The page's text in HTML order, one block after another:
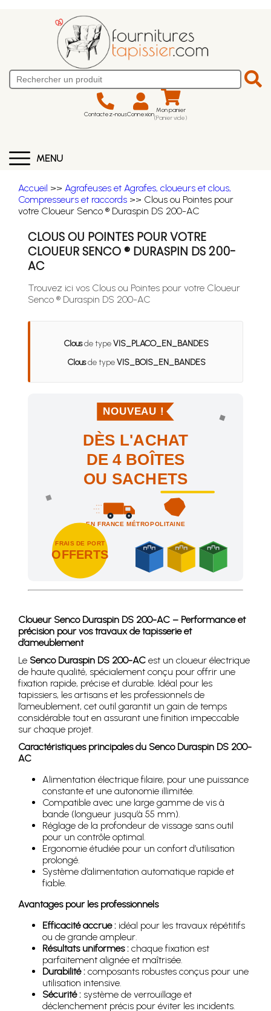
Contactez-nousConnexion Mon panier
(Panier vide)
MENU
Accueil >> Agrafeuses et Agrafes, cloueurs et clous,
Compresseurs et raccords >> Clous ou Pointes pour
votre Cloueur Senco ® Duraspin DS 200-AC
CLOUS OU POINTES POUR VOTRE
CLOUEUR SENCO ® DURASPIN DS 200-
AC
Trouvez ici vos Clous ou Pointes pour votre Cloueur
Senco ® Duraspin DS 200-AC
Clousde typeVIS_PLACO_EN_BANDES
Clousde typeVIS_BOIS_EN_BANDES
NOUVEAU !
DÈS L'ACHAT
DE 4 BOÎTES
OU SACHETS
EN FRANCE MÉTROPOLITAINE
FRAIS DE PORT
OFFERTS
Achetez 4 sachets ou boîtes d'agrafes ou de pointes et
Cloueur Senco Duraspin DS 200-AC – Performance et
précision pour vos travaux de tapisserie et
d’ameublement
Le Senco Duraspin DS 200-AC est un cloueur électrique
de haute qualité, spécialement conçu pour offrir une
fixation rapide, précise et durable. Idéal pour les
tapissiers, les artisans et les professionnels de
l’ameublement, cet outil garantit un gain de temps
considérable tout en assurant une finition impeccable
sur chaque projet.
Caractéristiques principales du Senco Duraspin DS 200-
AC
Alimentation électrique filaire, pour une puissance
constante et une autonomie illimitée.
Compatible avec une large gamme de vis à
bande (longueur jusqu’à 55 mm).
Réglage de la profondeur de vissage sans outil
pour un contrôle optimal.
Ergonomie étudiée pour un confort d’utilisation
prolongé.
Système d’alimentation automatique rapide et
fiable.
Avantages pour les professionnels
Efficacité accrue : idéal pour les travaux répétitifs
ou de grande ampleur.
Résultats uniformes : chaque fixation est
parfaitement alignée et maîtrisée.
Durabilité : composants robustes conçus pour une
utilisation intensive.
Sécurité : système de verrouillage et
déclenchement précis pour éviter les incidents.